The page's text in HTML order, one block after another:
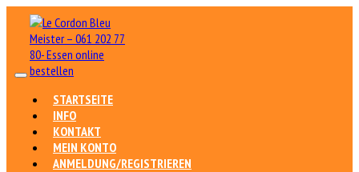
STARTSEITE
INFO
KONTAKT
MEIN KONTO
ANMELDUNG/REGISTRIEREN